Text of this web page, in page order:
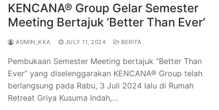
KENCANA® Group Gelar Semester
Meeting Bertajuk ‘Better Than Ever’
ADMIN_KKA JULY 11, 2024 BERITA
Pembukaan Semester Meeting bertajuk “Better Than
Ever” yang diselenggarakan KENCANA® Group telah
berlangsung pada Rabu, 3 Juli 2024 lalu di Rumah
Retreat Griya Kusuma Indah,…